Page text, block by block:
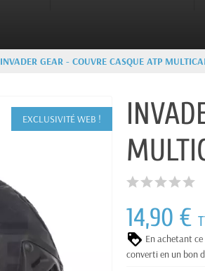
INVADER GEAR - COUVRE CASQUE ATP
EXCLUSIVITÉ WEB !
14,90 €
En achetant
converti en un bon